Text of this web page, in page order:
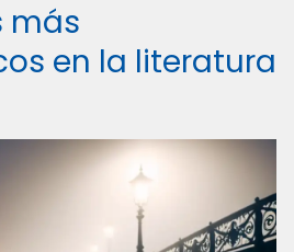
más
en la literatura